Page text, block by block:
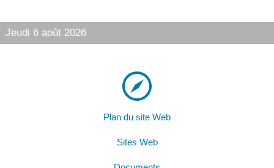
Jeudi 6 août 2026
Plan du site Web
Sites Web